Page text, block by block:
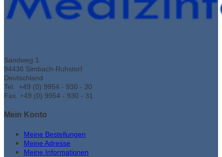
Sandweg 1
94436 Simbach-Ruhstorf
Deutschland
Tel. +49 (0) 9954 - 930 - 30
Fax. +49 (0) 9954 - 930 - 31
Mein Konto
Meine Bestellungen
Meine Adresse
Meine Informationen